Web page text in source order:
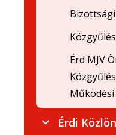
Érd MJV
Működési
Érdi